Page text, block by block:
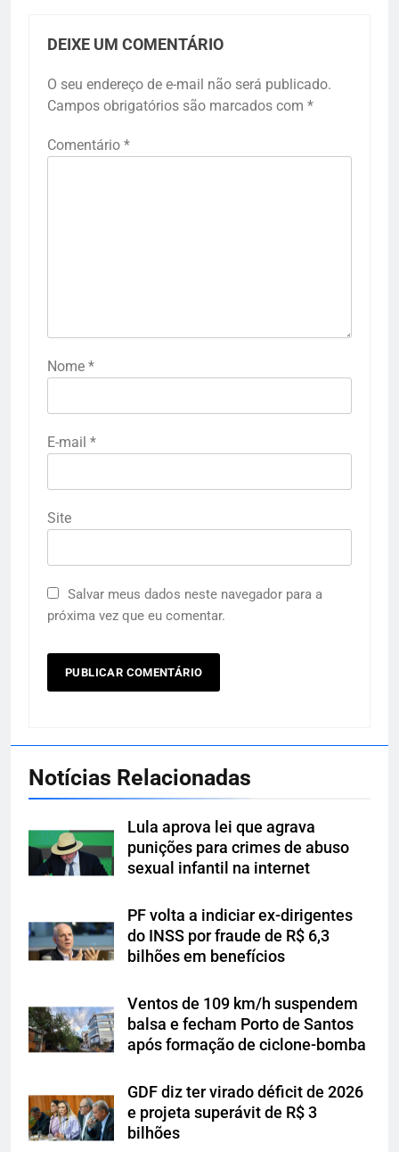
DEIXE UM COMENTÁRIO
O seu endereço de e-mail não será publicado.
Campos obrigatórios são marcados com *
Comentário *
Nome *
E-mail *
Site
Salvar meus dados neste navegador para a
próxima vez que eu comentar.
Notícias Relacionadas
Lula aprova lei que agrava
punições para crimes de abuso
sexual infantil na internet
PF volta a indiciar ex-dirigentes
do INSS por fraude de R$ 6,3
bilhões em benefícios
Ventos de 109 km/h suspendem
balsa e fecham Porto de Santos
após formação de ciclone-bomba
GDF diz ter virado déficit de 2026
e projeta superávit de R$ 3
bilhões